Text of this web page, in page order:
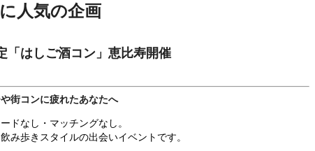
人気の企画
「はしご酒コン」恵比寿開催
街コンに疲れたあなたへ
ドなし・マッチングなし。
み歩きスタイルの出会いイベントです。